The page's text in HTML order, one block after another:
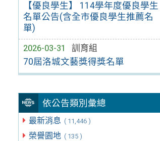
【優良學生】 114學年度優良學生
名單公告(含全市優良學生推薦名
單)
2026-03-31
訓育組
70屆洛城文藝獎得獎名單
依公告類別彙總
最新消息 ( 11,446 )
榮譽園地 ( 135 )